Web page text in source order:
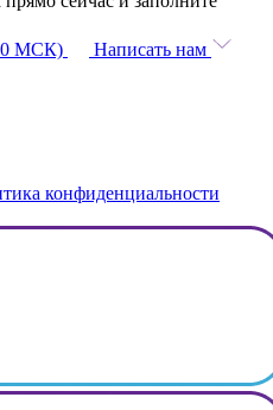
МСК)
Написать нам
конфиденциальности